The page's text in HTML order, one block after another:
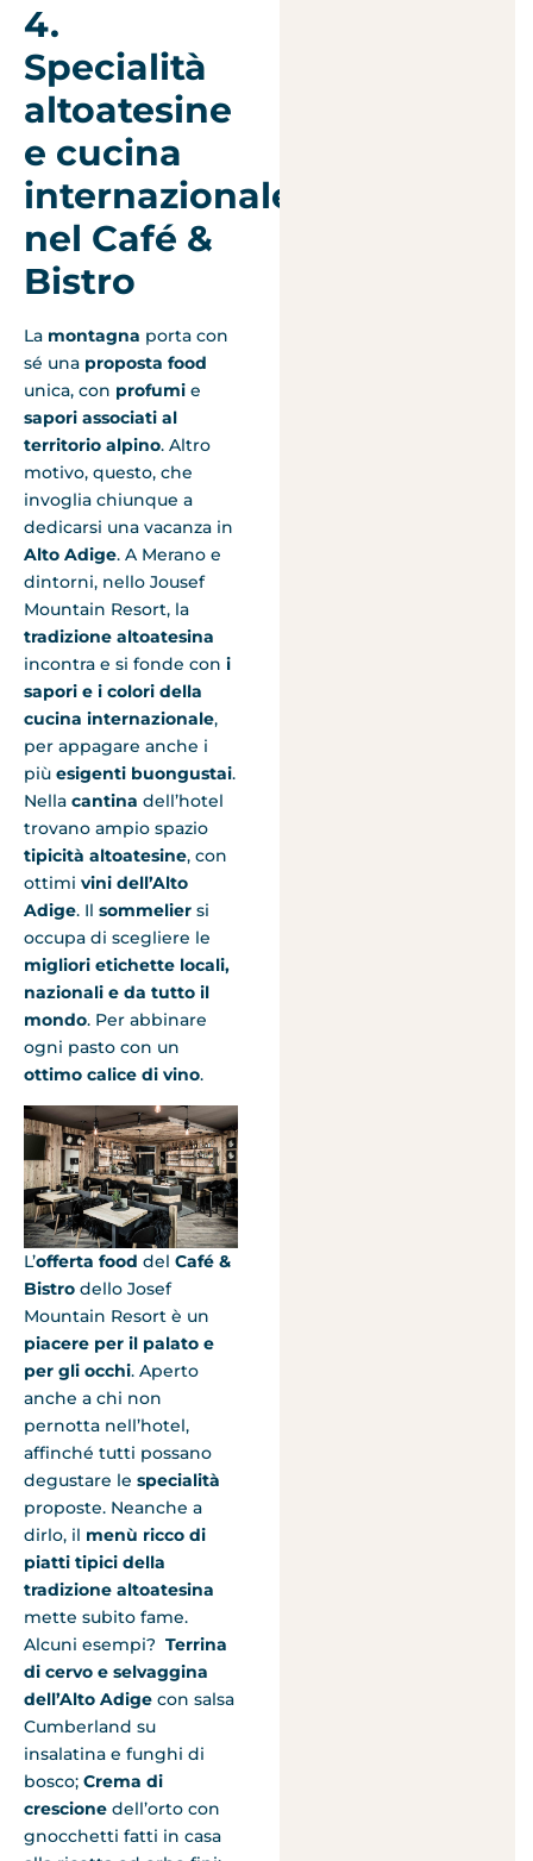
4.
Specialità
altoatesine
e cucina
internazionale
nel Café &
Bistro
La montagna porta con
sé una proposta food
unica, con profumi e
sapori associati al
territorio alpino. Altro
motivo, questo, che
invoglia chiunque a
dedicarsi una vacanza in
Alto Adige. A Merano e
dintorni, nello Jousef
Mountain Resort, la
tradizione altoatesina
incontra e si fonde con i
sapori e i colori della
cucina internazionale,
per appagare anche i
più esigenti buongustai.
Nella cantina dell’hotel
trovano ampio spazio
tipicità altoatesine, con
ottimi vini dell’Alto
Adige. Il sommelier si
occupa di scegliere le
migliori etichette locali,
nazionali e da tutto il
mondo. Per abbinare
ogni pasto con un
ottimo calice di vino.
L’offerta food del Café &
Bistro dello Josef
Mountain Resort è un
piacere per il palato e
per gli occhi. Aperto
anche a chi non
pernotta nell’hotel,
affinché tutti possano
degustare le specialità
proposte. Neanche a
dirlo, il menù ricco di
piatti tipici della
tradizione altoatesina
mette subito fame.
Alcuni esempi? Terrina
di cervo e selvaggina
dell’Alto Adige con salsa
Cumberland su
insalatina e funghi di
bosco; Crema di
crescione dell’orto con
gnocchetti fatti in casa